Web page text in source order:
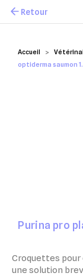
Mes favoris
Accueil
optiderma saumon
Retour
Purina pro
Croquettes pour
une solution